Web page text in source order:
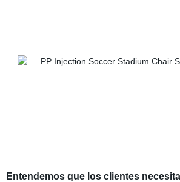
Entendemos que los clientes